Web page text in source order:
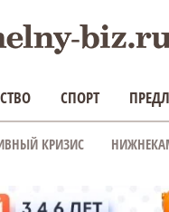
СПОРТ
КРИЗИС